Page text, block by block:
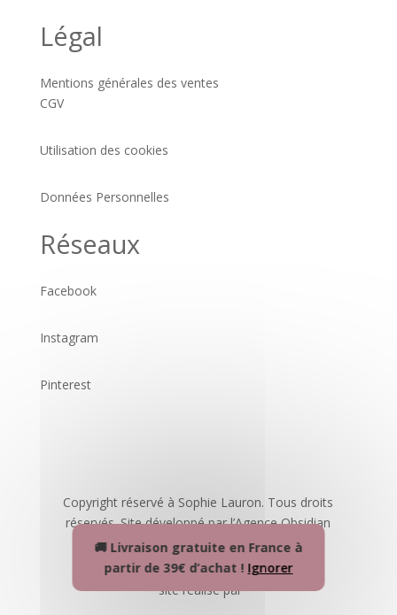
🚚 Livraison gratuite en France à
partir de 39€ d’achat ! Ignorer
Légal
Mentions générales des ventes
CGV
Utilisation des cookies
Données Personnelles
Réseaux
Facebook
Instagram
Pinterest
Copyright réservé à Sophie Lauron. Tous droits
réservés. Site développé par l’Agence Obsidian
site réalisé par